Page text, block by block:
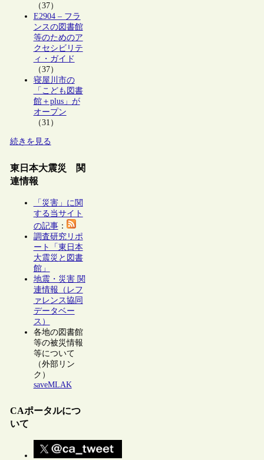
（37）
E2904 – フラ
ンスの図書館
等のためのア
クセシビリテ
ィ・ガイド
（37）
寝屋川市の
「こども図書
館＋plus」が
オープン
（31）
続きを見る
東日本大震災 関
連情報
「災害」に関
する当サイト
の記事：
調査研究リポ
ート「東日本
大震災と図書
館」
地震・災害 関
連情報（レフ
ァレンス協同
データベー
ス）
各地の図書館
等の被災情報
等について
（外部リン
ク）
saveMLAK
CAポータルにつ
いて